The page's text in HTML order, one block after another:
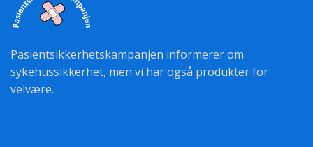
Pasientsikkerhetskampanjen informerer om
sykehussikkerhet, men vi har også produkter for
velvære.